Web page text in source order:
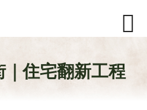
住宅翻新工程